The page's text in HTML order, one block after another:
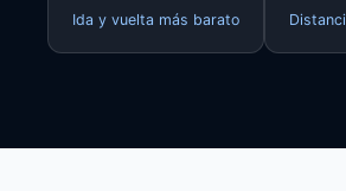
Ida y vuelta más barato